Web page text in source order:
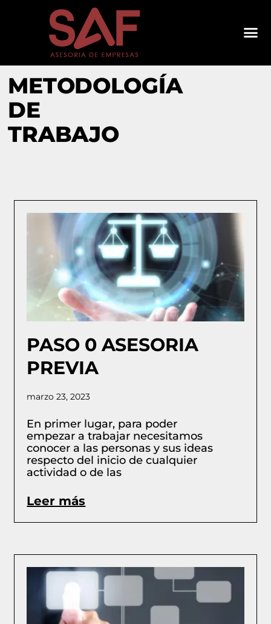
METODOLOGÍA
DE
TRABAJO
PASO 0 ASESORIA
PREVIA
marzo 23, 2023
En primer lugar, para poder
empezar a trabajar necesitamos
conocer a las personas y sus ideas
respecto del inicio de cualquier
actividad o de las
Leer más